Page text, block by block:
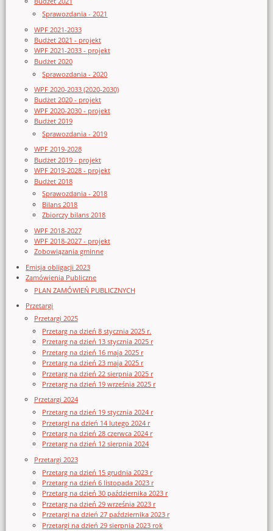
Sprawozdania - 2021
WPF 2021-2033
Budżet 2021 - projekt
WPF 2021-2033 - projekt
Budżet 2020
Sprawozdania - 2020
WPF 2020-2033 (2020-2030)
Budżet 2020 - projekt
WPF 2020-2030 - projekt
Budżet 2019
Sprawozdania - 2019
WPF 2019-2028
Budżet 2019 - projekt
WPF 2019-2028 - projekt
Budżet 2018
Sprawozdania - 2018
Bilans 2018
Zbiorczy bilans 2018
WPF 2018-2027
WPF 2018-2027 - projekt
Zobowiązania gminne
Emisja obligacji 2023
Zamówienia Publiczne
PLAN ZAMÓWIEŃ PUBLICZNYCH
Przetargi
Przetargi 2025
Przetarg na dzień 8 stycznia 2025 r.
Przetarg na dzień 13 stycznia 2025 r
Przetarg na dzień 16 maja 2025 r
Przetarg na dzień 23 maja 2025 r
Przetarg na dzień 22 sierpnia 2025 r
Przetarg na dzień 19 września 2025 r
Przetargi 2024
Przetarg na dzień 19 stycznia 2024 r
Przetargi na dzień 14 lutego 2024 r
Przetarg na dzień 28 czerwca 2024 r
Przetarg na dzień 12 sierpnia 2024
Przetargi 2023
Przetarg na dzień 15 grudnia 2023 r
Przetarg na dzień 6 listopada 2023 r
Przetarg na dzień 30 października 2023 r
Przetarg na dzień 29 września 2023 r
Przetargi na dzień 27 października 2023 r
Przetargi na dzień 29 sierpnia 2023 rok